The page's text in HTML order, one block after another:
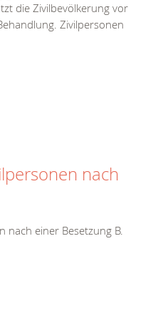
die Zivilbevölkerung vor
Zivilpersonen
nach
nach einer Besetzung B.